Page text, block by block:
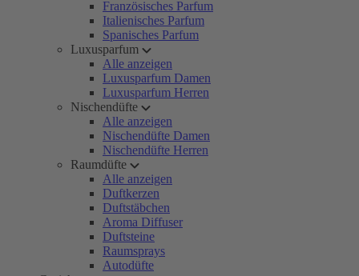
Französisches Parfum
Italienisches Parfum
Spanisches Parfum
Luxusparfum
Alle anzeigen
Luxusparfum Damen
Luxusparfum Herren
Nischendüfte
Alle anzeigen
Nischendüfte Damen
Nischendüfte Herren
Raumdüfte
Alle anzeigen
Duftkerzen
Duftstäbchen
Aroma Diffuser
Duftsteine
Raumsprays
Autodüfte